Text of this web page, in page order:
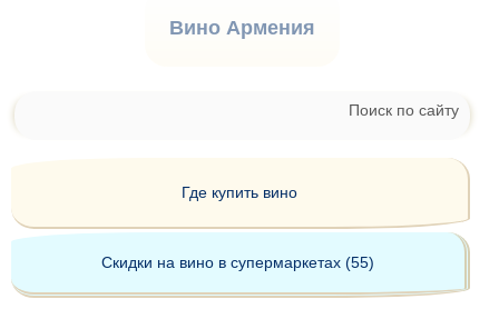
Вино Армения
Поиск по сайту
Где купить вино
Скидки на вино в супермаркетах (55)